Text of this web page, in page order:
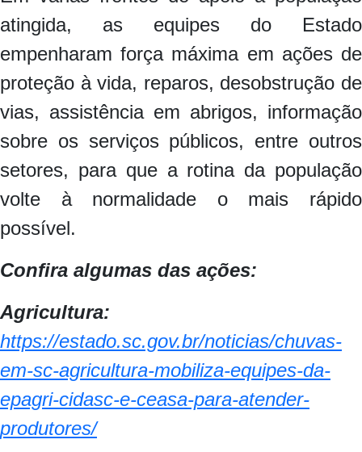
atingida, as equipes do Estado
empenharam força máxima em ações de
proteção à vida, reparos, desobstrução de
vias, assistência em abrigos, informação
sobre os serviços públicos, entre outros
setores, para que a rotina da população
volte à normalidade o mais rápido
possível.
Confira algumas das ações:
Agricultura:
https://estado.sc.gov.br/noticias/chuvas-
em-sc-agricultura-mobiliza-equipes-da-
epagri-cidasc-e-ceasa-para-atender-
produtores/